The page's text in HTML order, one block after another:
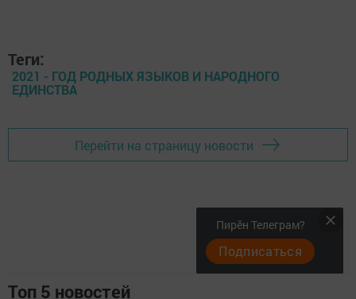
Теги:
2021 - ГОД РОДНЫХ ЯЗЫКОВ И НАРОДНОГО
ЕДИНСТВА
Перейти на страницу новости
Топ 5 новостей
Пирӗн Телеграм?
Подписаться